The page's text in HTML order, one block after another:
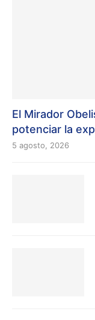
El Mirador
potenciar la
5 agosto, 2026